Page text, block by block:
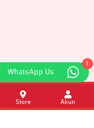
1
WhatsApp Us
Store Akun